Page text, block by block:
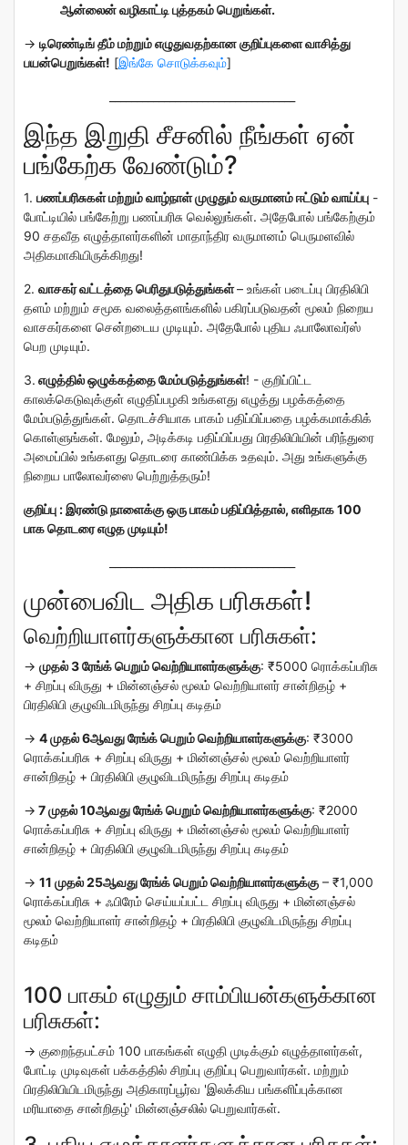
ஆன்லைன் வழிகாட்டி புத்தகம் பெறுங்கள்.
→ டிரெண்டிங் தீம் மற்றும் எழுதுவதற்கான குறிப்புகளை வாசித்து
பயன்பெறுங்கள்! [இங்கே சொடுக்கவும்]
இந்த இறுதி சீசனில் நீங்கள் ஏன்
பங்கேற்க வேண்டும்?
1. பணப்பரிசுகள் மற்றும் வாழ்நாள் முழுதும் வருமானம் ஈட்டும் வாய்ப்பு -
போட்டியில் பங்கேற்று பணப்பரிசு வெல்லுங்கள். அதேபோல் பங்கேற்கும்
90 சதவீத எழுத்தாளர்களின் மாதாந்திர வருமானம் பெருமளவில்
அதிகமாகியிருக்கிறது!
2. வாசகர் வட்டத்தை பெரிதுபடுத்துங்கள்– உங்கள் படைப்பு பிரதிலிபி
தளம் மற்றும் சமூக வலைத்தளங்களில் பகிரப்படுவதன் மூலம் நிறைய
வாசகர்களை சென்றடைய முடியும். அதேபோல் புதிய ஃபாலோவர்ஸ்
பெற முடியும்.
3. எழுத்தில் ஒழுக்கத்தை மேம்படுத்துங்கள்! - குறிப்பிட்ட
காலக்கெடுவுக்குள் எழுதிப்பழகி உங்களது எழுத்து பழக்கத்தை
மேம்படுத்துங்கள். தொடச்சியாக பாகம் பதிப்பிப்பதை பழக்கமாக்கிக்
கொள்ளுங்கள். மேலும், அடிக்கடி பதிப்பிப்பது பிரதிலிபியின் பரிந்துரை
அமைப்பில் உங்களது தொடரை காண்பிக்க உதவும். அது உங்களுக்கு
நிறைய பாலோவர்ஸை பெற்றுத்தரும்!
குறிப்பு : இரண்டு நாளைக்கு ஒரு பாகம் பதிப்பித்தால், எளிதாக 100
பாக தொடரை எழுத முடியும்!
முன்பைவிட அதிக பரிசுகள்!
வெற்றியாளர்களுக்கான பரிசுகள்:
→ முதல் 3 ரேங்க் பெறும் வெற்றியாளர்களுக்கு: ₹5000 ரொக்கப்பரிசு
+ சிறப்பு விருது + மின்னஞ்சல் மூலம் வெற்றியாளர் சான்றிதழ் +
பிரதிலிபி குழுவிடமிருந்து சிறப்பு கடிதம்
→ 4 முதல் 6ஆவது ரேங்க் பெறும் வெற்றியாளர்களுக்கு: ₹3000
ரொக்கப்பரிசு + சிறப்பு விருது + மின்னஞ்சல் மூலம் வெற்றியாளர்
சான்றிதழ் + பிரதிலிபி குழுவிடமிருந்து சிறப்பு கடிதம்
→ 7 முதல் 10ஆவது ரேங்க் பெறும் வெற்றியாளர்களுக்கு: ₹2000
ரொக்கப்பரிசு + சிறப்பு விருது + மின்னஞ்சல் மூலம் வெற்றியாளர்
சான்றிதழ் + பிரதிலிபி குழுவிடமிருந்து சிறப்பு கடிதம்
→ 11 முதல் 25ஆவது ரேங்க் பெறும் வெற்றியாளர்களுக்கு – ₹1,000
ரொக்கப்பரிசு + ஃபிரேம் செய்யப்பட்ட சிறப்பு விருது + மின்னஞ்சல்
மூலம் வெற்றியாளர் சான்றிதழ் + பிரதிலிபி குழுவிடமிருந்து சிறப்பு
கடிதம்
100 பாகம் எழுதும் சாம்பியன்களுக்கான
பரிசுகள்:
→ குறைந்தபட்சம் 100 பாகங்கள் எழுதி முடிக்கும் எழுத்தாளர்கள்,
போட்டி முடிவுகள் பக்கத்தில் சிறப்பு குறிப்பு பெறுவார்கள். மற்றும்
பிரதிலிபியிடமிருந்து அதிகாரப்பூர்வ 'இலக்கிய பங்களிப்புக்கான
மரியாதை சான்றிதழ்' மின்னஞ்சலில் பெறுவார்கள்.